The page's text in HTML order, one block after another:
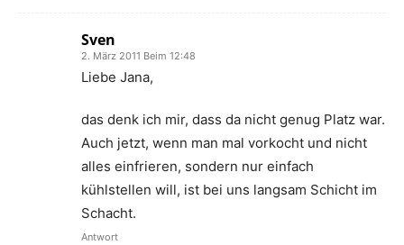
Sven
2. März 2011 Beim 12:48
Liebe Jana,
das denk ich mir, dass da nicht genug Platz war.
Auch jetzt, wenn man mal vorkocht und nicht
alles einfrieren, sondern nur einfach
kühlstellen will, ist bei uns langsam Schicht im
Schacht.
Antwort